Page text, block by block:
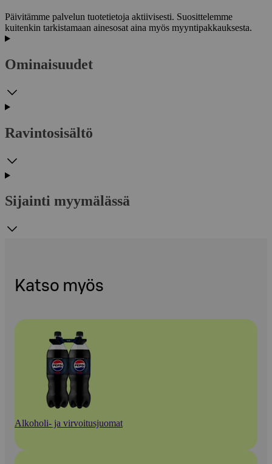
Päivitämme palvelun tuotetietoja aktiivisesti. Suosittelemme
kuitenkin tarkistamaan ainesosat aina myös myyntipakkauksesta.
Ominaisuudet
Ravintosisältö
Sijainti myymälässä
Katso myös
Alkoholi- ja virvoitusjuomat